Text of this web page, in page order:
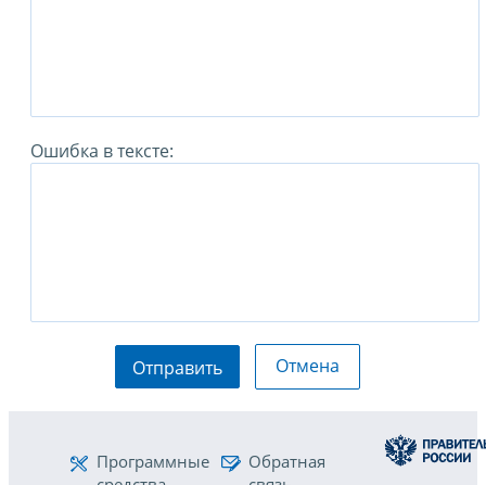
Ошибка в тексте:
Отправить Отмена
Программные
Обратная